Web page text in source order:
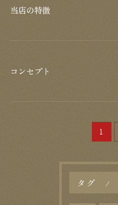
当店の特徴
コンセプト
1
タグ